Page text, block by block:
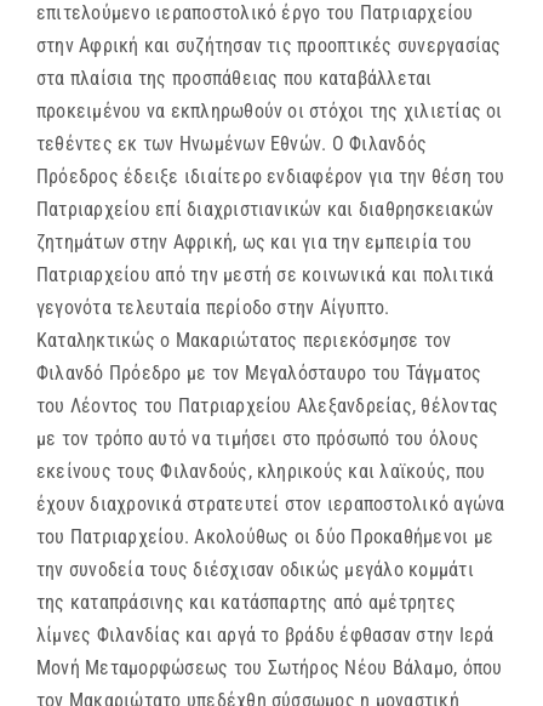
επιτελούμενο ιεραποστολικό έργο του Πατριαρχείου
στην Αφρική και συζήτησαν τις προοπτικές συνεργασίας
στα πλαίσια της προσπάθειας που καταβάλλεται
προκειμένου να εκπληρωθούν οι στόχοι της χιλιετίας οι
τεθέντες εκ των Ηνωμένων Εθνών. Ο Φιλανδός
Πρόεδρος έδειξε ιδιαίτερο ενδιαφέρον για την θέση του
Πατριαρχείου επί διαχριστιανικών και διαθρησκειακών
ζητημάτων στην Αφρική, ως και για την εμπειρία του
Πατριαρχείου από την μεστή σε κοινωνικά και πολιτικά
γεγονότα τελευταία περίοδο στην Αίγυπτο.
Καταληκτικώς ο Μακαριώτατος περιεκόσμησε τον
Φιλανδό Πρόεδρο με τον Μεγαλόσταυρο του Τάγματος
του Λέοντος του Πατριαρχείου Αλεξανδρείας, θέλοντας
με τον τρόπο αυτό να τιμήσει στο πρόσωπό του όλους
εκείνους τους Φιλανδούς, κληρικούς και λαϊκούς, που
έχουν διαχρονικά στρατευτεί στον ιεραποστολικό αγώνα
του Πατριαρχείου. Ακολούθως οι δύο Προκαθήμενοι με
την συνοδεία τους διέσχισαν οδικώς μεγάλο κομμάτι
της καταπράσινης και κατάσπαρτης από αμέτρητες
λίμνες Φιλανδίας και αργά το βράδυ έφθασαν στην Ιερά
Μονή Μεταμορφώσεως του Σωτήρος Νέου Βάλαμο, όπου
τον Μακαριώτατο υπεδέχθη σύσσωμος η μοναστική